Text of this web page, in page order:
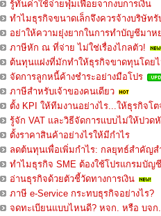
รู้ทันค่าใช้จ่ายฟุ่มเฟือยจากงบการเงิน
ทำไมธุรกิจขนาดเล็กจึงควรจ้างบริษัท
อย่าให้ความยุ่งยากในการทำบัญชีมาห
ภาษีหัก ณ ที่จ่าย ไม่ใช่เรื่องไกลตัว!
ต้นทุนแฝงที่มักทำให้ธุรกิจขาดทุนโดย
จัดการลูกหนี้ค้างชำระอย่างมือโปร
ภาษีสำหรับเจ้าของคนเดียว
ตั้ง KPI ให้ทีมงานอย่างไร...ให้ธุรกิจโต
รู้จัก VAT และวิธีจัดการแบบไม่ให้ปวด
ตั้งราคาสินค้าอย่างไรให้มีกำไร
ลดต้นทุนเพื่อเพิ่มกำไร: กลยุทธ์สำคัญ
ทำไมธุรกิจ SME ต้องใช้โปรแกรมบัญชี
อ่านธุรกิจด้วยตัวชี้วัดทางการเงิน
ภาษี e-Service กระทบธุรกิจอย่างไร?
จดทะเบียนแบบไหนดี? หจก. หรือ บจก.